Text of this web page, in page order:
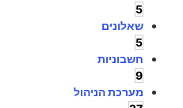
5
שאלונים
5
חשבוניות
9
מערכת הניהול